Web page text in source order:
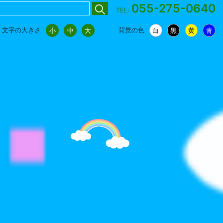
TEL: 055-275-0640
文字の大きさ 小 中 大 背景の色 白 黒 黄 青
小 中 大